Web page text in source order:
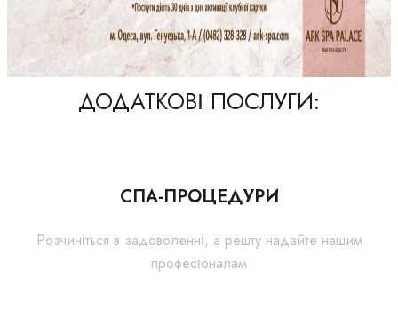
ДОДАТКОВІ ПОСЛУГИ:
СПА-ПРОЦЕДУРИ
Розчиніться в задоволенні, а решту надайте нашим
професіоналам